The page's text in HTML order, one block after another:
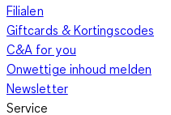
Filialen
Giftcards & Kortingscodes
C&A for you
Onwettige inhoud melden
Newsletter
Service